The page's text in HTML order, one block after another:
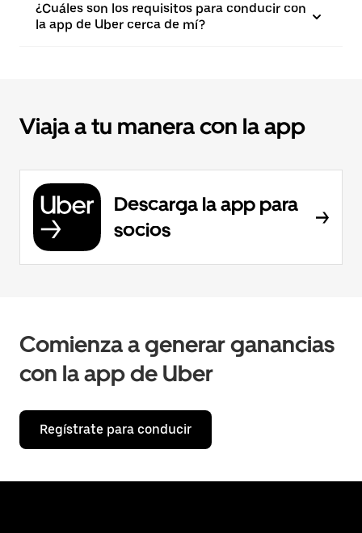
¿Cuáles son los requisitos para conducir con
la app de Uber cerca de mí?
Viaja a tu manera con la app
Descarga la app para
socios
Comienza a generar ganancias
con la app de Uber
Regístrate para conducir